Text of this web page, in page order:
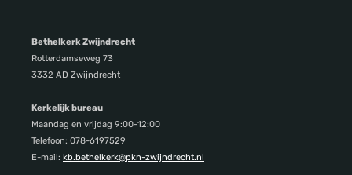
Bethelkerk Zwijndrecht
Rotterdamseweg 73
3332 AD Zwijndrecht
Kerkelijk bureau
Maandag en vrijdag 9:00-12:00
Telefoon: 078-6197529
E-mail: kb.bethelkerk@pkn-zwijndrecht.nl